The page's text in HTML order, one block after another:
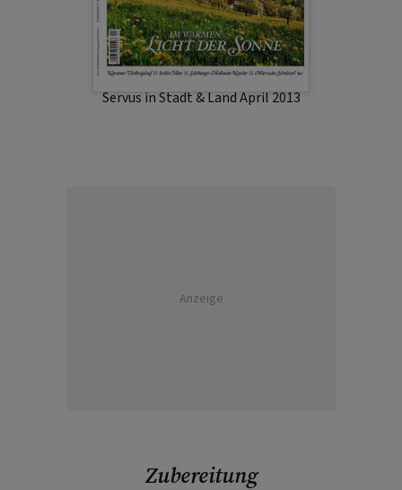
Servus in Stadt & Land April 2013
Anzeige
Zubereitung